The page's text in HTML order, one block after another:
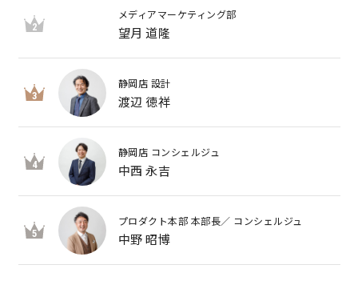
2
メディアマーケティング部
望月 道隆
3
静岡店 設計
渡辺 徳祥
4
静岡店 コンシェルジュ
中西 永吉
5
プロダクト本部 本部長／ コンシェルジュ
中野 昭博